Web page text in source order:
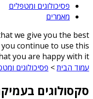
פסיכולוגים ומטפלים
מאמרים
we give you the best
continue to use this
you are happy with it
עמוד הבית> פסיכולוגים
סקסולוגים